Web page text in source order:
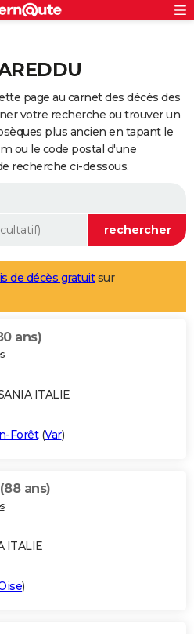
page au carnet des décès des
votre recherche ou trouver un
plus ancien en tapant le
ou le code postal d'une
recherche ci-dessous.
de décès gratuitsur
ans)
ITALIE
Forêt(Var)
(88 ans)
ITALIE
)